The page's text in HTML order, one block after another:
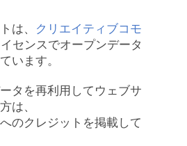
は、
クリエイティブコモ
センスでオープンデータ
います。
タを再利用してウェブサ
は、
のクレジットを掲載して